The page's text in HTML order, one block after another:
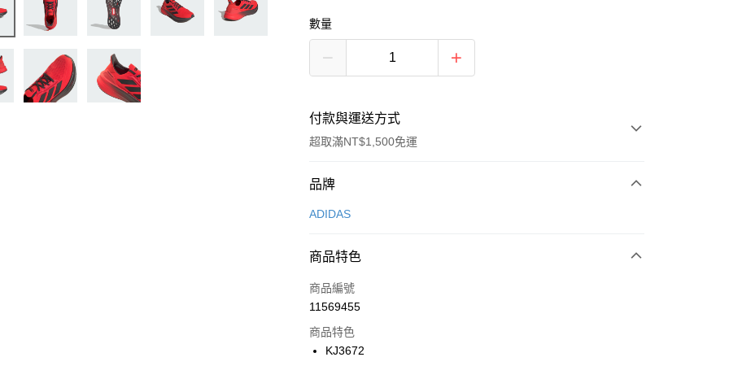
數量
付款與運送方式
超取滿NT$1,500免運
付款方式
信用卡一次付款
合作金庫商業銀行
華南商業銀行
上海商業儲蓄銀行
國泰世華商業銀行
LINE Pay
Apple Pay
品牌
ADIDAS
商品特色
商品編號
11569455
商品特色
KJ3672